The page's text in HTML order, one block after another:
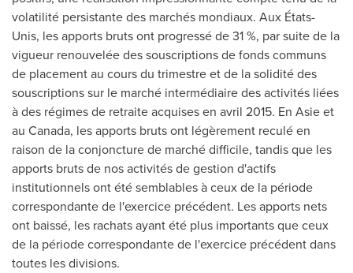
volatilité persistante des marchés mondiaux. Aux États-
Unis, les apports bruts ont progressé de 31 %, par suite de la
vigueur renouvelée des souscriptions de fonds communs
de placement au cours du trimestre et de la solidité des
souscriptions sur le marché intermédiaire des activités liées
à des régimes de retraite acquises en avril 2015. En Asie et
au Canada, les apports bruts ont légèrement reculé en
raison de la conjoncture de marché difficile, tandis que les
apports bruts de nos activités de gestion d'actifs
institutionnels ont été semblables à ceux de la période
correspondante de l'exercice précédent. Les apports nets
ont baissé, les rachats ayant été plus importants que ceux
de la période correspondante de l'exercice précédent dans
toutes les divisions.